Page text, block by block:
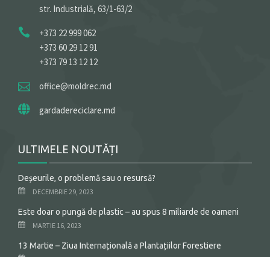
str. Industrială, 63/1-63/2
+373 22 999 062
+373 60 29 12 91
+373 79 13 12 12
office@moldrec.md
gardadereciclare.md
ULTIMELE NOUTĂȚI
Deșeurile, o problemă sau o resursă?
DECEMBRIE 29, 2023
Este doar o pungă de plastic – au spus 8 miliarde de oameni
MARTIE 16, 2023
13 Martie – Ziua Internațională a Plantațiilor Forestiere